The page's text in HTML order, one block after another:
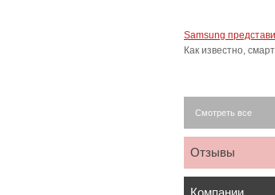
Samsung
Как известно,
Смотреть все
Отзывы
Компании